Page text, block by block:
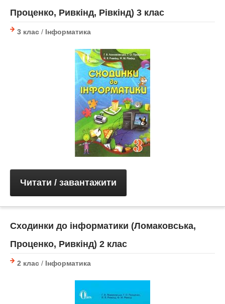
Проценко, Ривкінд, Рівкінд) 3 клас
3 клас / Інформатика
Читати / завантажити
Сходинки до інформатики (Ломаковська,
Проценко, Ривкінд) 2 клас
2 клас / Інформатика